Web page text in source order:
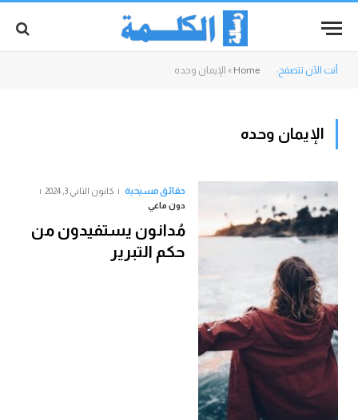
أنت الآن تتصفح: Home
» الإيمان وحده
الإيمان وحده
حقائق مسيحية
كانون الثاني 3, 2024
دون ماغي
مُدانون يستفيدون من
حكم التبرير